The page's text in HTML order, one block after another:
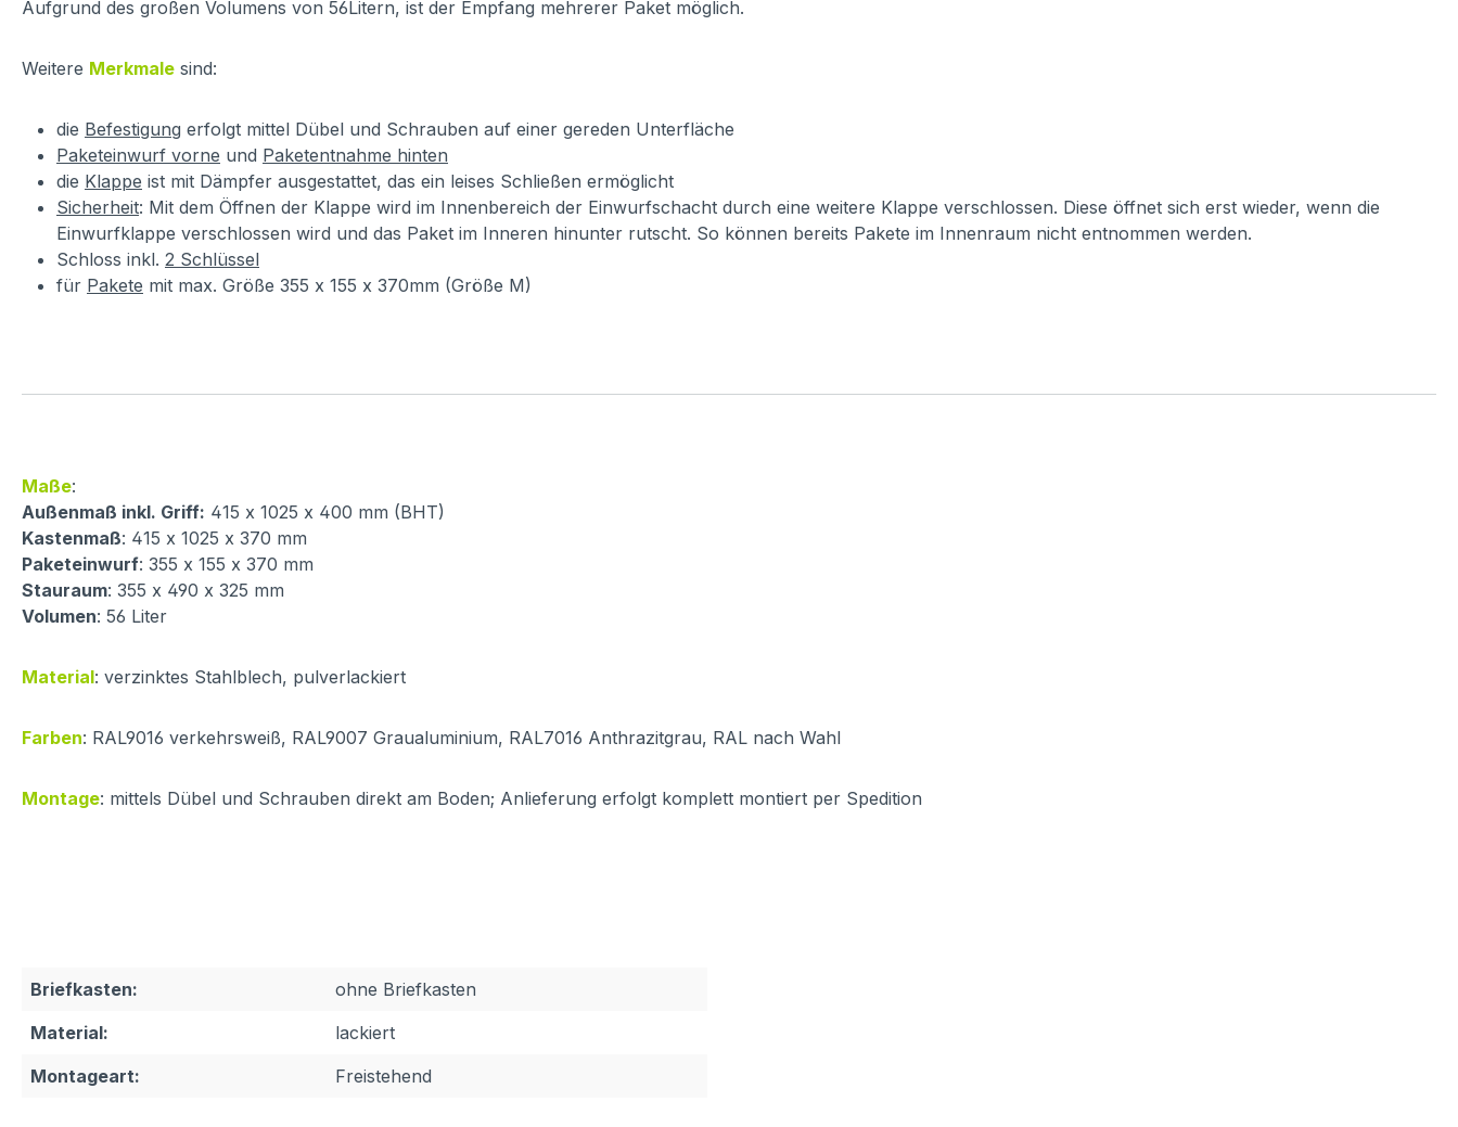
Aufgrund des großen Volumens von 56Litern, ist der Empfang mehrerer Paket möglich.
Weitere Merkmale sind:
die Befestigung erfolgt mittel Dübel und Schrauben auf einer gereden Unterfläche
Paketeinwurf vorne und Paketentnahme hinten
die Klappe ist mit Dämpfer ausgestattet, das ein leises Schließen ermöglicht
Sicherheit: Mit dem Öffnen der Klappe wird im Innenbereich der Einwurfschacht durch eine weitere Klappe verschlossen. Diese öffnet sich erst wieder, wenn die
Einwurfklappe verschlossen wird und das Paket im Inneren hinunter rutscht. So können bereits Pakete im Innenraum nicht entnommen werden.
Schloss inkl. 2 Schlüssel
für Pakete mit max. Größe 355 x 155 x 370mm (Größe M)
Maße:
Außenmaß inkl. Griff: 415 x 1025 x 400 mm (BHT)
Kastenmaß: 415 x 1025 x 370 mm
Paketeinwurf: 355 x 155 x 370 mm
Stauraum: 355 x 490 x 325 mm
Volumen: 56 Liter
Material: verzinktes Stahlblech, pulverlackiert
Farben: RAL9016 verkehrsweiß, RAL9007 Graualuminium, RAL7016 Anthrazitgrau, RAL nach Wahl
Montage: mittels Dübel und Schrauben direkt am Boden; Anlieferung erfolgt komplett montiert per Spedition
Briefkasten:
ohne Briefkasten
Material:
lackiert
Montageart:
Freistehend